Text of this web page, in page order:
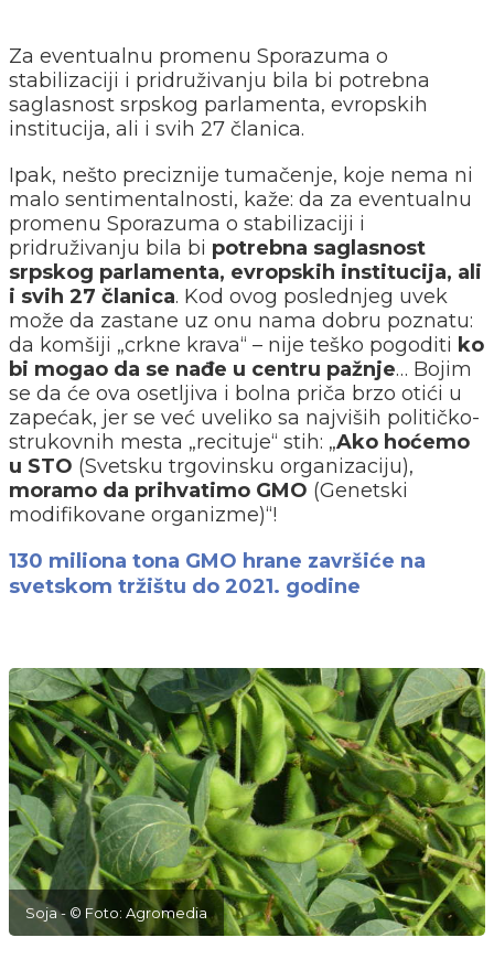
Za eventualnu promenu Sporazuma o
stabilizaciji i pridruživanju bila bi potrebna
saglasnost srpskog parlamenta, evropskih
institucija, ali i svih 27 članica.
Ipak, nešto preciznije tumačenje, koje nema ni
malo sentimentalnosti, kaže: da za eventualnu
promenu Sporazuma o stabilizaciji i
pridruživanju bila bi potrebna saglasnost
srpskog parlamenta, evropskih institucija, ali
i svih 27 članica. Kod ovog poslednjeg uvek
može da zastane uz onu nama dobru poznatu:
da komšiji „crkne krava“ – nije teško pogoditi ko
bi mogao da se nađe u centru pažnje… Bojim
se da će ova osetljiva i bolna priča brzo otići u
zapećak, jer se već uveliko sa najviših političko-
strukovnih mesta „recituje“ stih: „Ako hoćemo
u STO (Svetsku trgovinsku organizaciju),
moramo da prihvatimo GMO (Genetski
modifikovane organizme)“!
130 miliona tona GMO hrane završiće na
svetskom tržištu do 2021. godine
Soja - © Foto: Agromedia